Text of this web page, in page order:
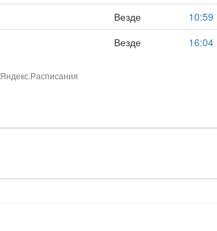
Везде 10:59
Везде 16:04
Яндекс.Расписания